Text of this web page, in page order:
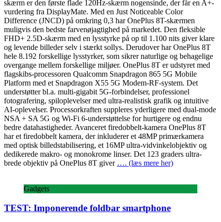
skærm er den første flade 120Hz-skærm nogensinde, der får en A+-
vurdering fra DisplayMate. Med en Just Noticeable Color
Difference (JNCD) på omkring 0,3 har OnePlus 8T-skærmen
muligvis den bedste farvenøjagtighed på markedet. Den fleksible
FHD+ 2.5D-skærm med en lysstyrke på op til 1.100 nits giver klare
og levende billeder selv i stærkt sollys. Derudover har OnePlus 8T
hele 8.192 forskellige lysstyrker, som sikrer naturlige og behagelige
overgange mellem forskellige miljøer. OnePlus 8T er udstyret med
flagskibs-processoren Qualcomm Snapdragon 865 5G Mobile
Platform med et Snapdragon X55 5G Modem-RF-system. Det
understøtter bl.a. multi-gigabit 5G-forbindelser, professionel
fotografering, spiloplevelser med ultra-realistisk grafik og intuitive
AI-oplevelser. Processorkraften suppleres yderligere med dual-mode
NSA + SA 5G og Wi-Fi 6-understøttelse for hurtigere og endnu
bedre datahastigheder. Avanceret firedobbelt-kamera OnePlus 8T
har et firedobbelt kamera, der inkluderer et 48MP primærkamera
med optisk billedstabilisering, et 16MP ultra-vidvinkelobjektiv og
dedikerede makro- og monokrome linser. Det 123 graders ultra-
brede objektiv på OnePlus 8T giver …. (læs mere her)
Gadgets
TEST: Imponerende foldbar smartphone